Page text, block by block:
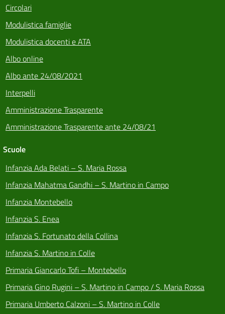
Circolari
Modulistica famiglie
Modulistica docenti e ATA
Albo online
Albo ante 24/08/2021
Interpelli
Amministrazione Trasparente
Amministrazione Trasparente ante 24/08/21
Scuole
Infanzia Ada Belati – S. Maria Rossa
Infanzia Mahatma Gandhi – S. Martino in Campo
Infanzia Montebello
Infanzia S. Enea
Infanzia S. Fortunato della Collina
Infanzia S. Martino in Colle
Primaria Giancarlo Tofi – Montebello
Primaria Gino Rugini – S. Martino in Campo / S. Maria Rossa
Primaria Umberto Calzoni – S. Martino in Colle